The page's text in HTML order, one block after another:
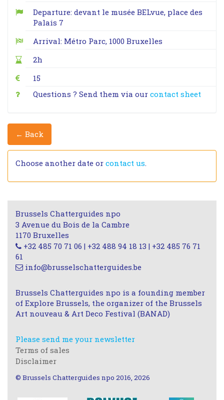
Departure: devant le musée BELvue, place des
Palais 7
Arrival: Métro Parc, 1000 Bruxelles
2h
15
Questions ? Send them via our contact sheet
← Back
Choose another date or contact us.
Brussels Chatterguides npo
3 Avenue du Bois de la Cambre
1170 Bruxelles
+32 485 70 71 06 | +32 488 94 18 13 | +32 485 76 71
61
info@brusselschatterguides.be
Brussels Chatterguides npo is a founding member
of Explore Brussels, the organizer of the Brussels
Art nouveau & Art Deco Festival (BANAD)
Please send me your newsletter
Terms of sales
Disclaimer
© Brussels Chatterguides npo 2016, 2026